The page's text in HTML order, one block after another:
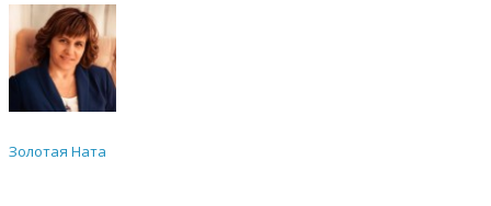
Золотая Ната